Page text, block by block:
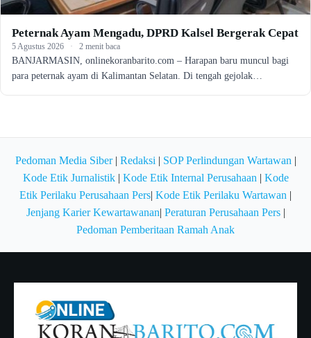
Peternak Ayam Mengadu, DPRD Kalsel Bergerak Cepat
5 Agustus 2026 · 2 menit baca
BANJARMASIN, onlinekoranbarito.com – Harapan baru muncul bagi
para peternak ayam di Kalimantan Selatan. Di tengah gejolak…
Pedoman Media Siber| Redaksi | SOP Perlindungan Wartawan |
Kode Etik Jurnalistik| Kode Etik Internal Perusahaan | Kode
Etik Perilaku Perusahaan Pers| Kode Etik Perilaku Wartawan |
Jenjang Karier Kewartawanan| Peraturan Perusahaan Pers|
Pedoman Pemberitaan Ramah Anak